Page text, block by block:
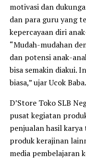
motivasi dan
dan para guru yang
kepercayaan diri
“Mudah-mudahan
dan potensi anak-
bisa semakin diakui.
biasa,” ujar Ucok Baba.
D’Store Toko SLB
pusat kegiatan
penjualan hasil
produk kerajinan
media pembelajaran